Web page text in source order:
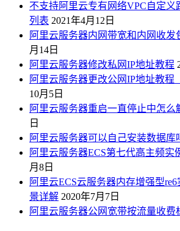
不支持阿里云专有网络VPC自定义
列表 2021年4月12日
阿里云服务器内网带宽和内网收发
月14日
阿里云服务器修改私网IP地址教程
阿里云服务器更改公网IP地址教程
10月5日
阿里云服务器重启一直停止中怎么
日
阿里云服务器可以自己安装数据库
阿里云服务器ECS第七代高主频实
月8日
阿里云ECS云服务器内存增强型
景详解 2020年7月7日
阿里云服务器公网宽带按流量收费